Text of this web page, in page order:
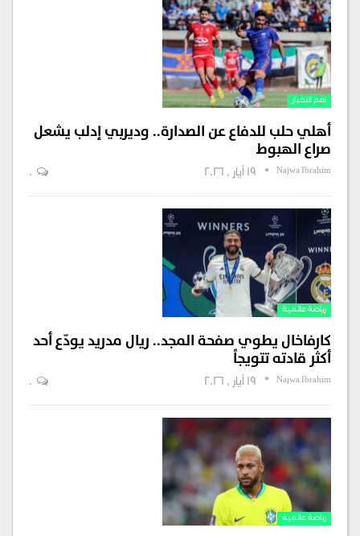
اهم الاخبار
أهلي حلب للدفاع عن الصدارة.. وديربي إدلب يشعل
صراع الهبوط
Najwa Ibrahim 19 أيار , 2026 0
رياضة عالمية
كارفاخال يطوي صفحة المجد.. ريال مدريد يودّع أحد
أكثر قادته تتويجاً
Najwa Ibrahim 19 أيار , 2026 0
رياضة عالمية